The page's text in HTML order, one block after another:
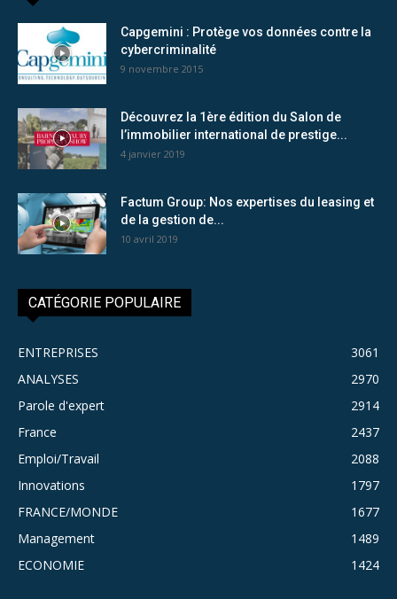
Capgemini : Protège vos données contre la
cybercriminalité
9 novembre 2015
Découvrez la 1ère édition du Salon de
l’immobilier international de prestige...
4 janvier 2019
Factum Group: Nos expertises du leasing et
de la gestion de...
10 avril 2019
CATÉGORIE POPULAIRE
ENTREPRISES
3061
ANALYSES
2970
Parole d'expert
2914
France
2437
Emploi/Travail
2088
Innovations
1797
FRANCE/MONDE
1677
Management
1489
ECONOMIE
1424